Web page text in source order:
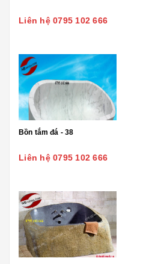
Liên hệ 0795 102 666
Bồn tắm đá - 38
Liên hệ 0795 102 666